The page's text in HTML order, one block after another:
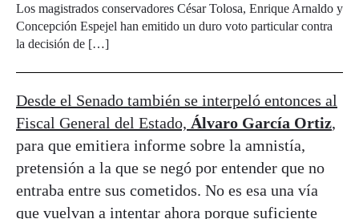
Los magistrados conservadores César Tolosa, Enrique Arnaldo y
Concepción Espejel han emitido un duro voto particular contra
la decisión de […]
Desde el Senado también se interpeló entonces al
Fiscal General del Estado, Álvaro García Ortiz,
para que emitiera informe sobre la amnistía,
pretensión a la que se negó por entender que no
entraba entre sus cometidos. No es esa una vía
que vuelvan a intentar ahora porque suficiente